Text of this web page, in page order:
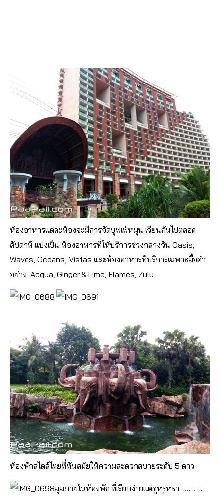
ห้องอาหารแต่ละห้องจะมีการจัดบุฟเฟ่หมุน เวียนกันไปตลอด
สัปดาห์ แบ่งเป็น ห้องอาหารที่ให้บริการช่วงกลางวัน Oasis,
Waves, Oceans, Vistas และห้องอาหารที่บริการเฉพาะมื้อค่ำ
อย่าง Acqua, Ginger & Lime, Flames, Zulu
ห้องพักสไตล์ไทยที่ทันสมัย​​ให้ความสะดวกสบายระดับ 5 ดาว
มุมภายในห้องพัก ที่เรียบง่ายแต่ดูหรูหรา…………..